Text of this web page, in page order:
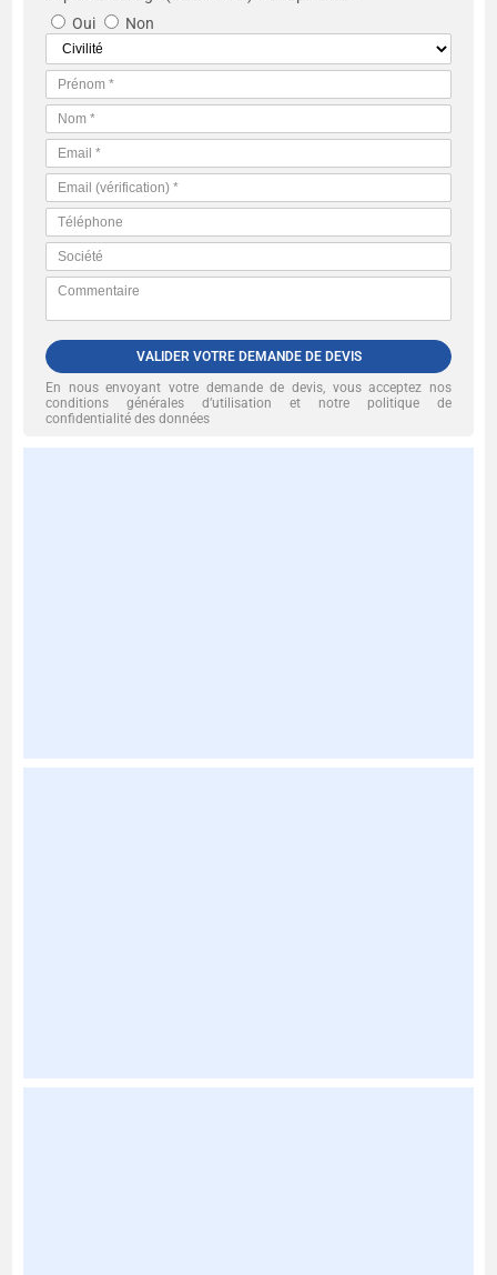
Oui
Non
VALIDER VOTRE DEMANDE DE DEVIS
En nous envoyant votre demande de devis, vous acceptez nos
conditions générales d’utilisation et notre politique de
confidentialité des données